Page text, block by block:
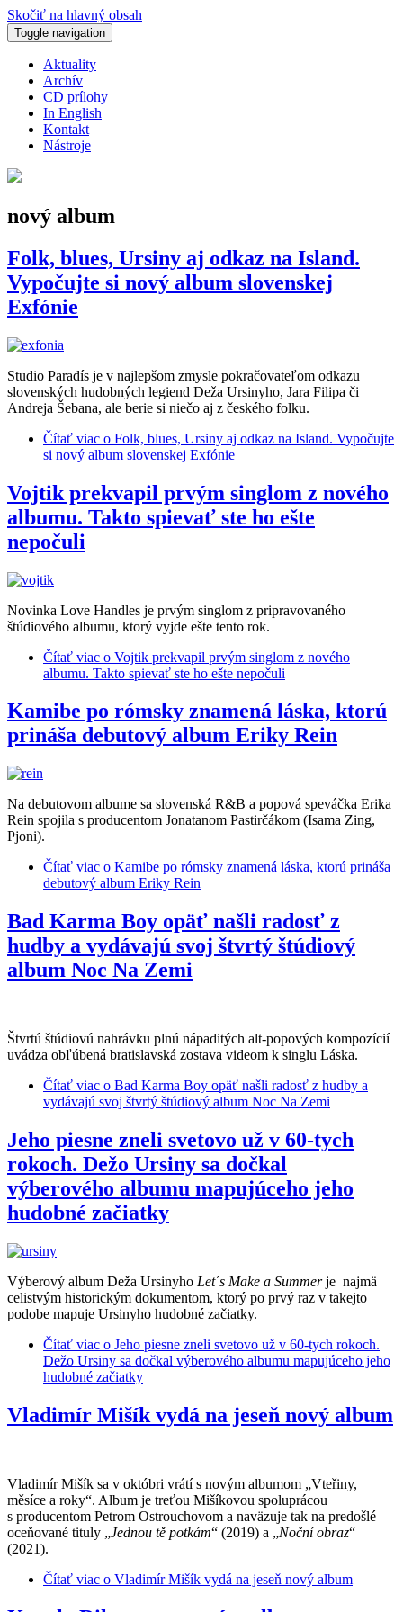
Skočiť na hlavný obsah
Toggle navigation
Aktuality
Archív
CD prílohy
In English
Kontakt
Nástroje
nový album
Folk, blues, Ursiny aj odkaz na Island.
Vypočujte si nový album slovenskej
Exfónie
Studio Paradís je v najlepšom zmysle pokračovateľom odkazu
slovenských hudobných legiend Deža Ursinyho, Jara Filipa či
Andreja Šebana, ale berie si niečo aj z českého folku.
Čítať viac o Folk, blues, Ursiny aj odkaz na Island. Vypočujte
si nový album slovenskej Exfónie
Vojtik prekvapil prvým singlom z nového
albumu. Takto spievať ste ho ešte
nepočuli
Novinka Love Handles je prvým singlom z pripravovaného
štúdiového albumu, ktorý vyjde ešte tento rok.
Čítať viac o Vojtik prekvapil prvým singlom z nového
albumu. Takto spievať ste ho ešte nepočuli
Kamibe po rómsky znamená láska, ktorú
prináša debutový album Eriky Rein
Na debutovom albume sa slovenská R&B a popová speváčka Erika
Rein spojila s producentom Jonatanom Pastirčákom (Isama Zing,
Pjoni).
Čítať viac o Kamibe po rómsky znamená láska, ktorú prináša
debutový album Eriky Rein
Bad Karma Boy opäť našli radosť z
hudby a vydávajú svoj štvrtý štúdiový
album Noc Na Zemi
Štvrtú štúdiovú nahrávku plnú nápaditých alt-popových kompozícií
uvádza obľúbená bratislavská zostava videom k singlu Láska.
Čítať viac o Bad Karma Boy opäť našli radosť z hudby a
vydávajú svoj štvrtý štúdiový album Noc Na Zemi
Jeho piesne zneli svetovo už v 60-tych
rokoch. Dežo Ursiny sa dočkal
výberového albumu mapujúceho jeho
hudobné začiatky
Výberový album Deža Ursinyho Let´s Make a Summerje najmä
celistvým historickým dokumentom, ktorý po prvý raz v takejto
podobe mapuje Ursinyho hudobné začiatky.
Čítať viac o Jeho piesne zneli svetovo už v 60-tych rokoch.
Dežo Ursiny sa dočkal výberového albumu mapujúceho jeho
hudobné začiatky
Vladimír Mišík vydá na jeseň nový album
Vladimír Mišík sa v októbri vrátí s novým albumom „Vteřiny,
měsíce a roky“. Album je treťou Mišíkovou spoluprácou
s producentom Petrom Ostrouchovom a naväzuje tak na predošlé
oceňované tituly „Jednou tě potkám“ (2019) a „Noční obraz“
(2021).
Čítať viac o Vladimír Mišík vydá na jeseň nový album